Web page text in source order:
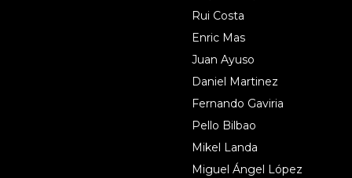
Rui Costa
Enric Mas
Juan Ayuso
Daniel Martinez
Fernando Gaviria
Pello Bilbao
Mikel Landa
Miguel Ángel López